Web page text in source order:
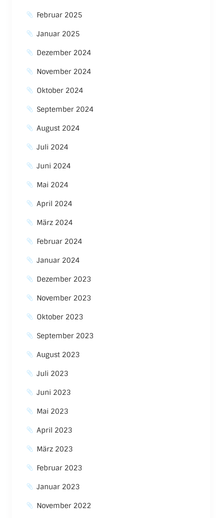
Februar 2025
Januar 2025
Dezember 2024
November 2024
Oktober 2024
September 2024
August 2024
Juli 2024
Juni 2024
Mai 2024
April 2024
März 2024
Februar 2024
Januar 2024
Dezember 2023
November 2023
Oktober 2023
September 2023
August 2023
Juli 2023
Juni 2023
Mai 2023
April 2023
März 2023
Februar 2023
Januar 2023
November 2022